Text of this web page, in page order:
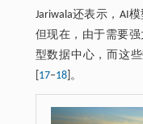
Jariwala还表示，AI
但现在，由于需要
型数据中心，而这
17‒18]。